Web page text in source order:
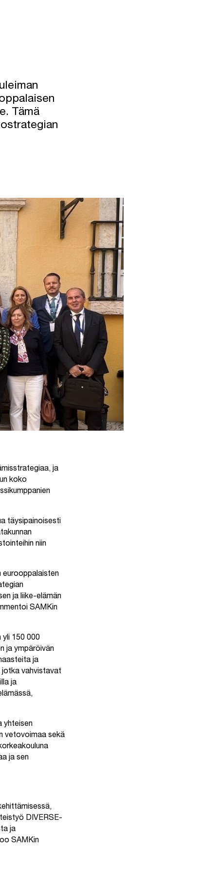
Tämä
ja
koko
täysipainoisesti
niin
eurooppalaisten
ja liike-elämän
SAMKin
yli 150 000
ja ympäröivän
ja
jotka vahvistavat
ja
yhteisen
vetovoimaa sekä
ja sen
DIVERSE-
ja
SAMKin